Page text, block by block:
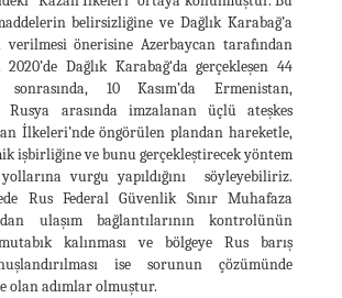
belirsizliğine ve Dağlık Karabağ’a
önerisine Azerbaycan tarafından
Dağlık Karabağ‘da gerçekleşen 44
10 Kasım’da Ermenistan,
Rusya arasında imzalanan üçlü ateşkes
İlkeleri’nde öngörülen plandan hareketle,
işbirliğine ve bunu gerçekleştirecek yöntem
vurgu yapıldığını söyleyebiliriz.
Rus Federal Güvenlik Sınır Muhafaza
ulaşım bağlantılarının kontrolünün
kalınması ve bölgeye Rus barış
ise sorunun çözümünde
olan adımlar olmuştur.